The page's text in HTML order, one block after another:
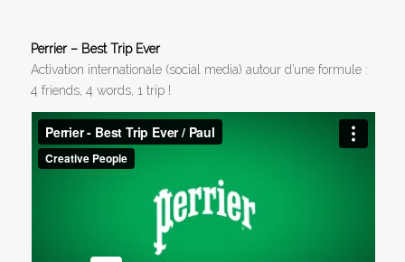
Perrier – Best Trip Ever
Activation internationale (social media) autour d’une formule :
4 friends, 4 words, 1 trip !